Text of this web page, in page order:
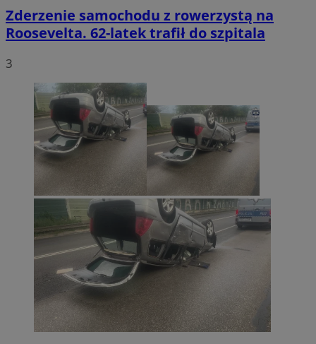
Zderzenie samochodu z rowerzystą na
Roosevelta. 62-latek trafił do szpitala
3